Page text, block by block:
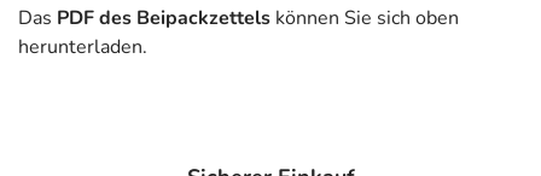
- Überempfindlichkeit gegen die Inhaltsstoffe
Das PDF des Beipackzettels können Sie sich oben
herunterladen.